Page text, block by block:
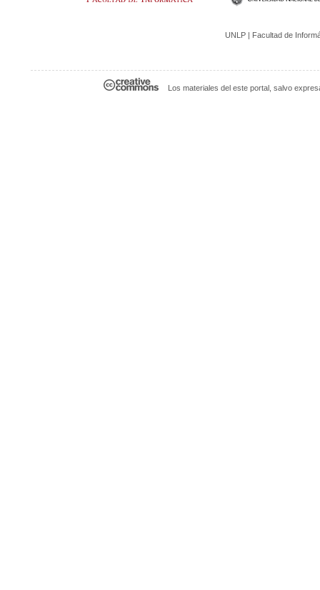
UNLP | Facultad de
Los materiales del este portal, salvo